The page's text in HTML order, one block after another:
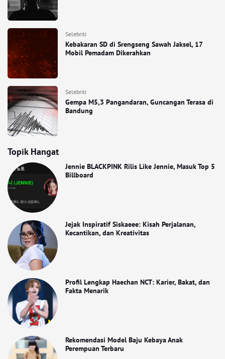
Selebriti
Kebakaran SD di Srengseng Sawah Jaksel, 17
Mobil Pemadam Dikerahkan
Selebriti
Gempa M5,3 Pangandaran, Guncangan Terasa di
Bandung
Topik Hangat
Jennie BLACKPINK Rilis Like Jennie, Masuk Top 5
Billboard
Jejak Inspiratif Siskaeee: Kisah Perjalanan,
Kecantikan, dan Kreativitas
Profil Lengkap Haechan NCT: Karier, Bakat, dan
Fakta Menarik
Rekomendasi Model Baju Kebaya Anak
Perempuan Terbaru